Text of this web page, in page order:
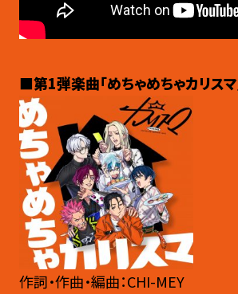
■第1弾楽曲「めちゃめちゃカリスマ
作詞・作曲・編曲：CHI-MEY